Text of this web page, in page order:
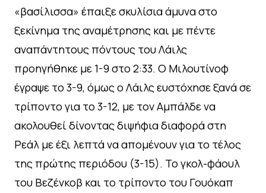
«βασίλισσα» έπαιξε σκυλίσια άμυνα στο
ξεκίνημα της αναμέτρησης και με πέντε
αναπάντητους πόντους του Λάιλς
προηγήθηκε με 1-9 στο 2:33. Ο Μιλουτίνοφ
έγραψε το 3-9, όμως ο Λάιλς ευστόχησε ξανά σε
τρίποντο για το 3-12, με τον Αμπάλδε να
ακολουθεί δίνοντας διψήφια διαφορά στη
Ρεάλ με έξι λεπτά να απομένουν για το τέλος
της πρώτης περιόδου (3-15). Το γκολ-φάουλ
του Βεζένκοβ και το τρίποντο του Γουόκαπ